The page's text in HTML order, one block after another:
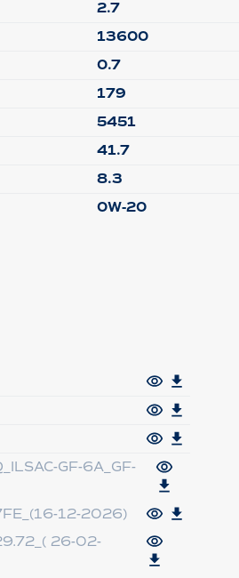
2.7
13600
0.7
179
5451
41.7
8.3
0W-20
GF-6A_GF-
12-2026)
26-02-